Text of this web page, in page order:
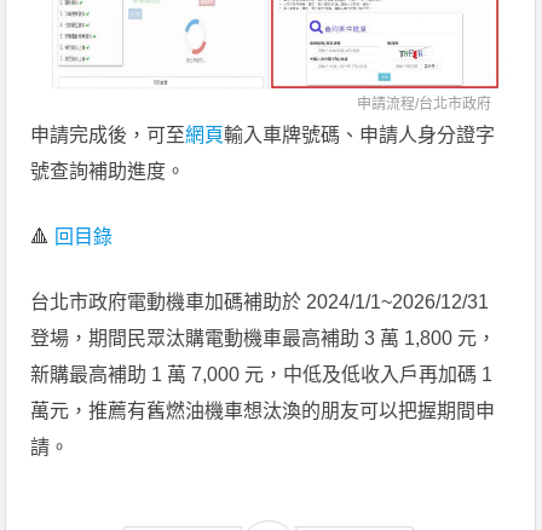
申請流程/台北市政府
申請完成後，可至網頁輸入車牌號碼、申請人身分證字
號查詢補助進度。
🔺 回目錄
台北市政府電動機車加碼補助於 2024/1/1~2026/12/31
登場，期間民眾汰購電動機車最高補助 3 萬 1,800 元，
新購最高補助 1 萬 7,000 元，中低及低收入戶再加碼 1
萬元，推薦有舊燃油機車想汰渙的朋友可以把握期間申
請。